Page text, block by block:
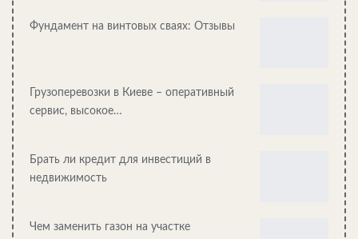
Фундамент на винтовых сваях: Отзывы
Грузоперевозки в Киеве – оперативный
сервис, высокое…
Брать ли кредит для инвестиций в
недвижимость
Чем заменить газон на участке